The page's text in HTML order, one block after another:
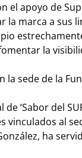
el apoyo de
marca a sus
la
la sede de la
‘Sabor del
vinculados al
ha